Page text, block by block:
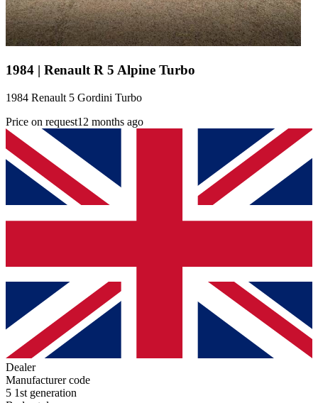
1984 | Renault R 5 Alpine Turbo
1984 Renault 5 Gordini Turbo
Price on request12 months ago
Dealer
Manufacturer code
5 1st generation